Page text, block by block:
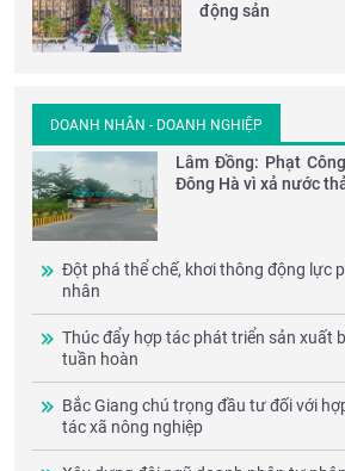
động sản
DOANH NHÂN - DOANH NGHIỆP
Lâm Đồng: Phạt
Đông Hà vì xả nước
Đột phá thể chế, khơi thông động lực
nhân
Thúc đẩy hợp tác phát triển sản xuất
tuần hoàn
Bắc Giang chú trọng đầu tư đối với
tác xã nông nghiệp